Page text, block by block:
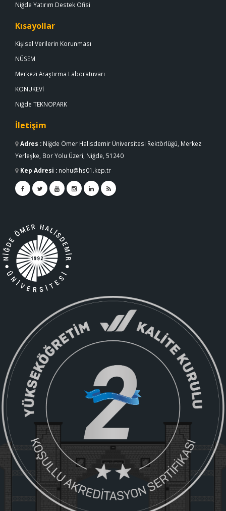
Niğde Yatırım Destek Ofisi
Kısayollar
Kişisel Verilerin Korunması
NÜSEM
Merkezi Araştırma Laboratuvarı
KONUKEVİ
Niğde TEKNOPARK
İletişim
Adres : Niğde Ömer Halisdemir Üniversitesi Rektörlüğü, Merkez
Yerleşke, Bor Yolu Üzeri, Niğde, 51240
Kep Adresi : nohu@hs01.kep.tr